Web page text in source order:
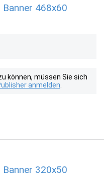
468x60
können, müssen Sie sich
anmelden
320x50